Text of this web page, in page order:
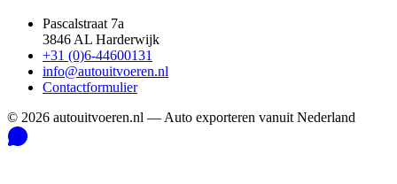
Pascalstraat 7a
3846 AL Harderwijk
+31 (0)6-44600131
info@autouitvoeren.nl
Contactformulier
© 2026 autouitvoeren.nl — Auto exporteren vanuit Nederland